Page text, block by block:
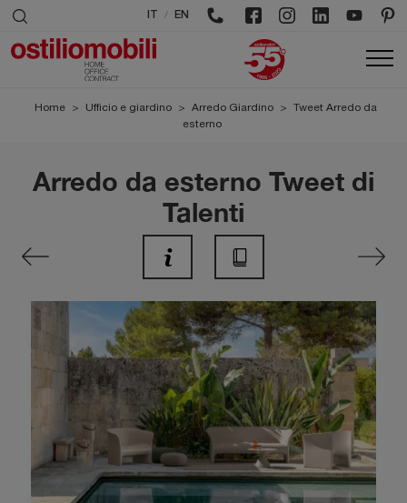
/ EN
Home > Ufficio e giardino > Arredo Giardino > Tweet Arredo da
esterno
Arredo da esterno Tweet di
Talenti